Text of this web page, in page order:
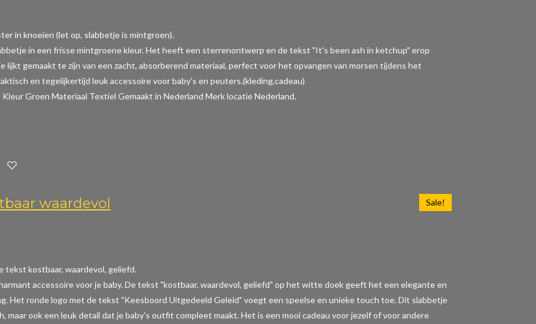
in knoeien (let op, slabbetje is mintgroen).
in een frisse mintgroene kleur. Het heeft een sterrenontwerp en de tekst "It's been ash in ketchup" erop
lijkt gemaakt te zijn van een zacht, absorberend materiaal, perfect voor het opvangen van morsen tijdens het
en tegelijkertijd leuk accessoire voor baby's en peuters.(kleding,cadeau)
Kleur Groen Materiaal Textiel Gemaakt in Nederland Merk locatie Nederland.
Sale!
waardevol
tekst kostbaar, waardevol, geliefd.
accessoire voor je baby. De tekst "kostbaar, waardevol, geliefd" op het witte doek geeft het een elegante en
Het ronde logo met de tekst "Keesboord Uitgedeeld Geleid" voegt een speelse en unieke touch toe. Dit slabbetje
maar ook een leuk detail dat je baby's outfit compleet maakt. Het is een mooi cadeau voor jezelf of voor andere